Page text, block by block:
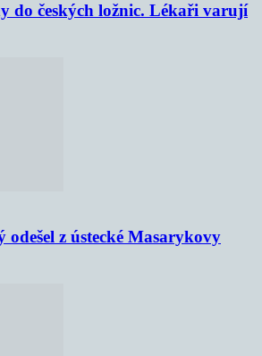
do českých ložnic. Lékaři varují
odešel z ústecké Masarykovy